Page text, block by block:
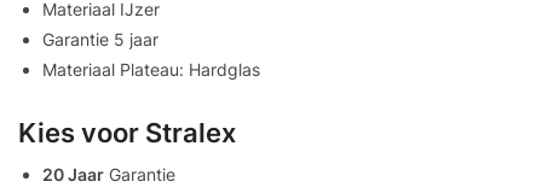
Materiaal IJzer
Garantie 5 jaar
Materiaal Plateau: Hardglas
Kies voor Stralex
20 Jaar Garantie